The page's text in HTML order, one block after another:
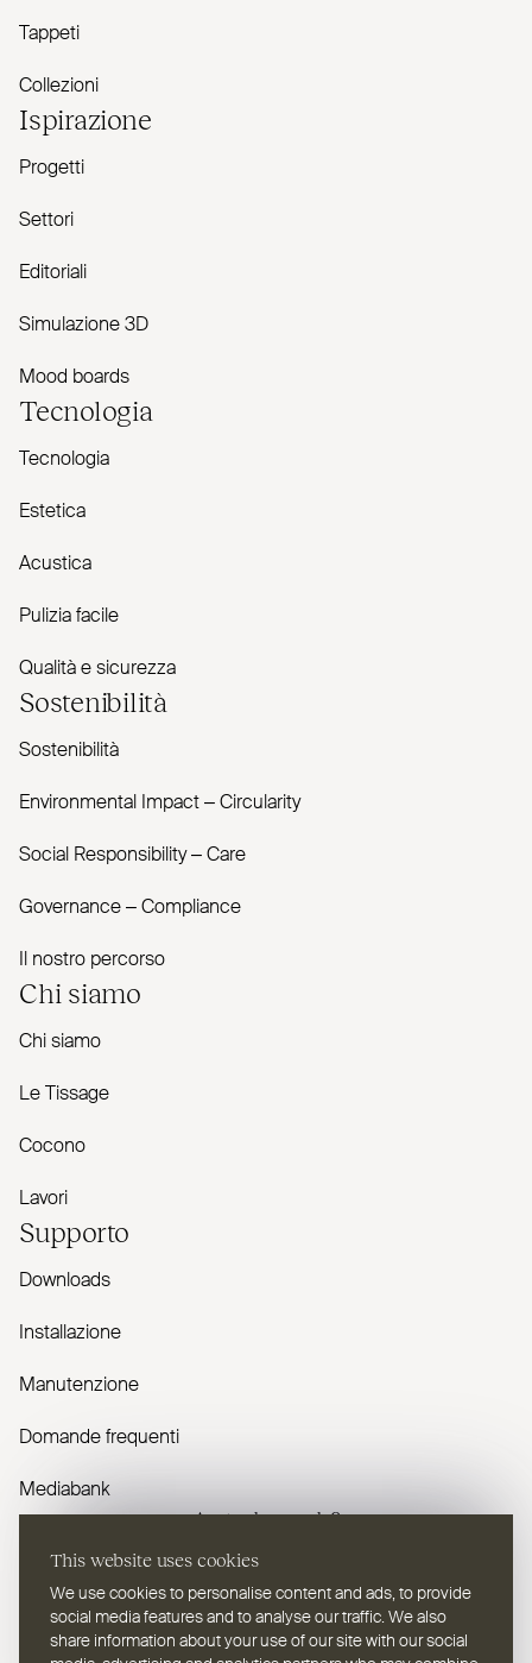
This website uses cookies
We use cookies to personalise content and ads, to provide
social media features and to analyse our traffic. We also
share information about your use of our site with our social
Tappeti
Collezioni
Ispirazione
Progetti
Settori
Editoriali
Simulazione 3D
Mood boards
Tecnologia
Tecnologia
Estetica
Acustica
Pulizia facile
Qualità e sicurezza
Sostenibilità
Sostenibilità
Envi­ronmental Impact – Cir­cularity
Social Responsibility – Care
Governance – Com­pliance
Il nostro percorso
Chi siamo
Chi siamo
Le Tissage
Cocono
Lavori
Supporto
Downloads
Installazione
Manutenzione
Domande frequenti
Mediabank
Avete domande?